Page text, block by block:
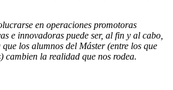
en operaciones promotoras
e innovadoras puede ser, al fin y al cabo,
los alumnos del Máster (entre los que
cambien la realidad que nos rodea.